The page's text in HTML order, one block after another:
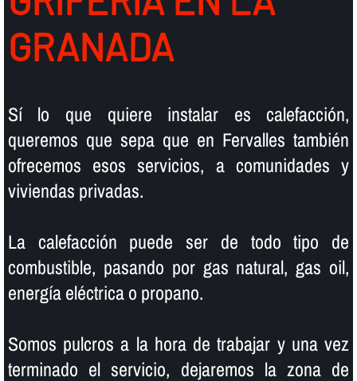
GRANADA
Sí­ lo que quiere instalar es calefacción,
queremos que sepa que en Fervalles también
ofrecemos esos servicios, a comunidades y
viviendas privadas.
La calefacción puede ser de todo tipo de
combustible, pasando por gas natural, gas oil,
energí­a eléctrica o propano.
Somos pulcros a la hora de trabajar y una vez
terminado el servicio, dejaremos la zona de